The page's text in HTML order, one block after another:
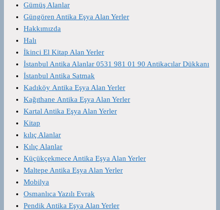
Gümüş Alanlar
Güngören Antika Eşya Alan Yerler
Hakkımızda
Halı
İkinci El Kitap Alan Yerler
İstanbul Antika Alanlar 0531 981 01 90 Antikacılar Dükkanı
İstanbul Antika Satmak
Kadıköy Antika Eşya Alan Yerler
Kağıthane Antika Eşya Alan Yerler
Kartal Antika Eşya Alan Yerler
Kitap
kılıç Alanlar
Kılıç Alanlar
Küçükçekmece Antika Eşya Alan Yerler
Maltepe Antika Eşya Alan Yerler
Mobilya
Osmanlıca Yazılı Evrak
Pendik Antika Eşya Alan Yerler